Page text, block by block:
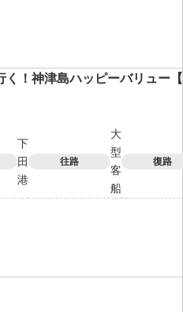
く！神津島ハッピーバリュー
下
田
港
往路
大
型
客
船
復路